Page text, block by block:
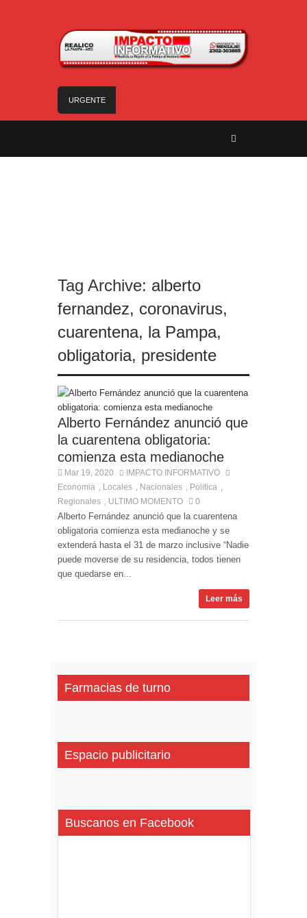
URGENTE
escondernos»
Tag Archive: alberto
fernandez, coronavirus,
cuarentena, la Pampa,
obligatoria, presidente
Alberto Fernández anunció que
la cuarentena obligatoria:
comienza esta medianoche
Mar 19, 2020
IMPACTO INFORMATIVO
Economia
Locales Nacionales Politica
Regionales ULTIMO MOMENTO 0
Alberto Fernández anunció que la cuarentena
obligatoria comienza esta medianoche y se
extenderá hasta el 31 de marzo inclusive “Nadie
puede moverse de su residencia, todos tienen
que quedarse en...
Leer más
Farmacias de turno
Espacio publicitario
Buscanos en Facebook